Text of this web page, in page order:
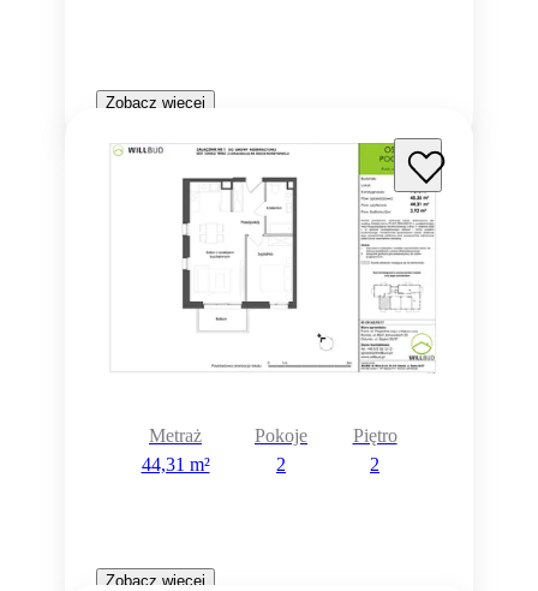
Zobacz więcej
Metraż
44,31 m²
Pokoje
2
Piętro
2
Zobacz więcej